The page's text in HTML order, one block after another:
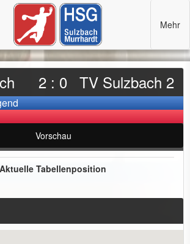
2 : 0 TV Sulzbach 2
Vorschau
Aktuelle Tabellenposition
Mehr